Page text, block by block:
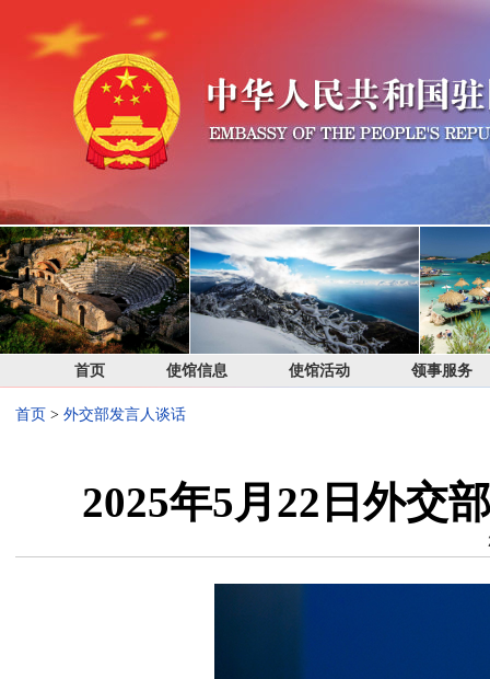
首页 使馆信息 使馆活动 领事服务
首页 > 外交部发言人谈话
2025年5月22日外交